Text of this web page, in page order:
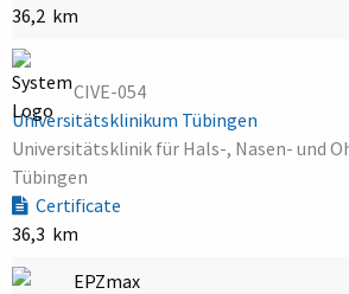
36,2 km
CIVE-054
Universitätsklinikum Tübingen
Universitätsklinik für Hals-, Nasen- und
Tübingen
Certificate
36,3 km
EPZmax